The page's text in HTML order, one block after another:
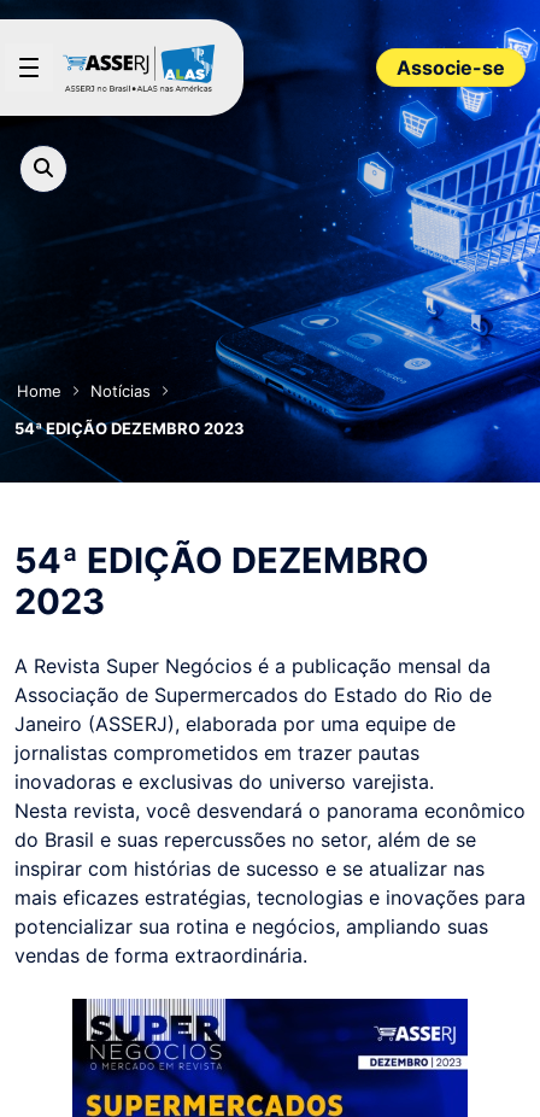
Pular para o Conteúdo principal
Associe-se
Home
Notícias
54ª EDIÇÃO DEZEMBRO 2023
54ª EDIÇÃO DEZEMBRO
2023
A Revista Super Negócios é a publicação mensal da
Associação de Supermercados do Estado do Rio de
Janeiro (ASSERJ), elaborada por uma equipe de
jornalistas comprometidos em trazer pautas
inovadoras e exclusivas do universo varejista.
Nesta revista, você desvendará o panorama econômico
do Brasil e suas repercussões no setor, além de se
inspirar com histórias de sucesso e se atualizar nas
mais eficazes estratégias, tecnologias e inovações para
potencializar sua rotina e negócios, ampliando suas
vendas de forma extraordinária.